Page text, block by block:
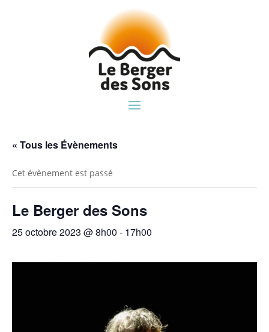
« Tous les Évènements
Cet évènement est passé
Le Berger des Sons
25 octobre 2023 @ 8h00 - 17h00